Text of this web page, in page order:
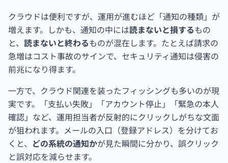
クラウドは便利ですが、運用が進むほど「通知の種類」が
増えます。しかも、通知の中には読まないと損するもの
と、 読まないと終わるものが混在します。たとえば請求の
急増はコスト事故のサインで、セキュリティ通知は侵害の
前兆になり得ます。
一方で、クラウド関連を装ったフィッシングも多いのが現
実です。「支払い失敗」「アカウント停止」「緊急の本人
確認」など、運用担当者が反射的にクリックしがちな文面
が狙われます。メールの入口（登録アドレス）を分けてお
くと、 どの系統の通知かが見た瞬間に分かり、誤クリック
と誤対応を減らせます。